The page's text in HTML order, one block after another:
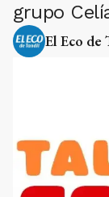
grupo
El Eco de